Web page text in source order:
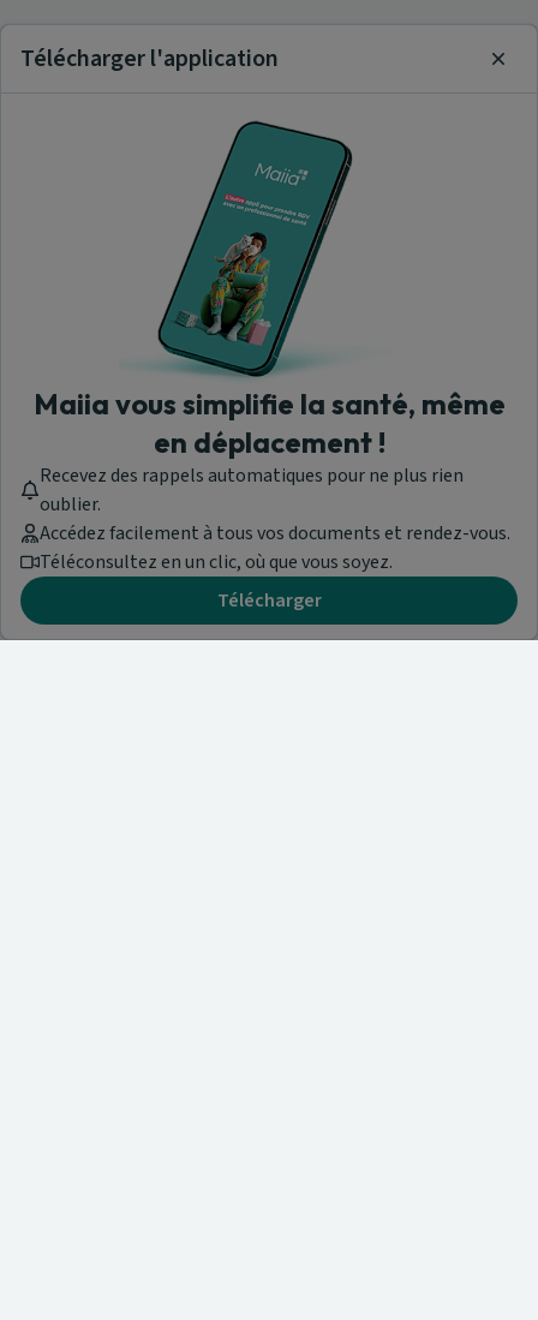
Télécharger l'application
Maiia vous simplifie la santé, même
en déplacement !
Recevez des rappels automatiques pour ne plus rien
oublier.
Accédez facilement à tous vos documents et rendez-vous.
Téléconsultez en un clic, où que vous soyez.
Télécharger